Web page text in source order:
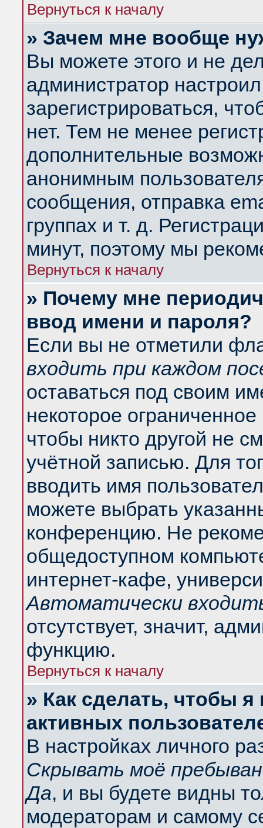
Вернуться к началу
» Зачем мне вообще
Вы можете этого и не
администратор
зарегистрироваться,
нет. Тем не менее
дополнительные
анонимным
сообщения, отправка
группах и т. д.
минут, поэтому мы
Вернуться к началу
» Почему мне
ввод имени и пароля?
Если вы не отметили
входить при каждом
оставаться под своим
некоторое
чтобы никто другой не
учётной записью. Для
вводить имя
можете выбрать
конференцию. Не
общедоступном
интернет-кафе,
Автоматически
отсутствует, значит,
функцию.
Вернуться к началу
» Как сделать, чтобы
активных
В настройках личного
Скрывать моё
Да, и вы будете видны
модераторам и самому